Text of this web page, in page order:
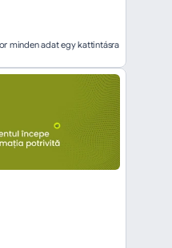
minden adat egy kattintásra